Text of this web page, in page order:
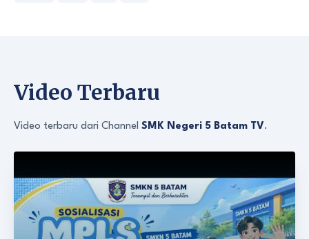
Video Terbaru
Video terbaru dari Channel SMK Negeri 5 Batam TV.